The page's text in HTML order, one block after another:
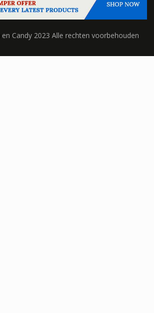
Candy 2023 Alle rechten voorbehouden